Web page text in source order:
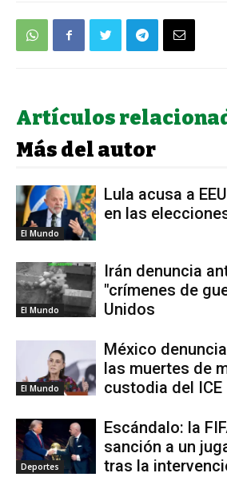
Artículos
Más del autor
El Mundo
Lula acusa a
en las
El Mundo
Irán denuncia
"crímenes de
Unidos
El Mundo
México
las muertes de
custodia del ICE
Deportes
Escándalo: la
sanción a un
tras la